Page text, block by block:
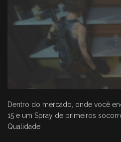
Dentro do mercado, onde você
15 e um Spray de primeiros
Qualidade.